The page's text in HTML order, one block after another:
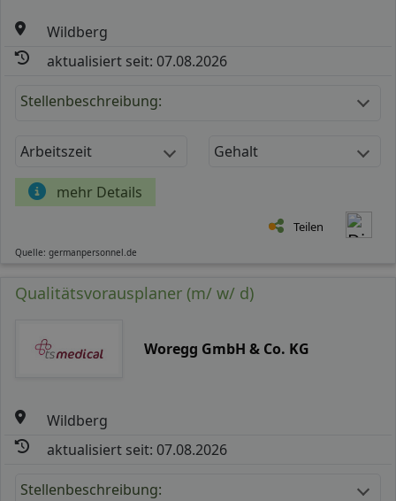
Wildberg
aktualisiert seit: 07.08.2026
Stellenbeschreibung:
Arbeitszeit Gehalt
mehr Details
Teilen
Quelle: germanpersonnel.de
Qualitätsvorausplaner (m/ w/ d)
Woregg GmbH & Co. KG
Wildberg
aktualisiert seit: 07.08.2026
Stellenbeschreibung: